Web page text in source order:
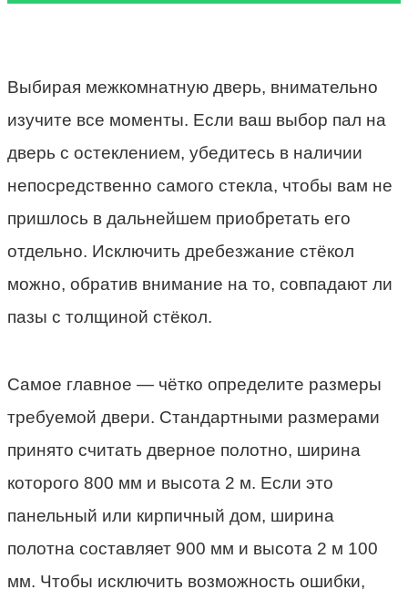
Выбирая межкомнатную дверь, внимательно
изучите все моменты. Если ваш выбор пал на
дверь с остеклением, убедитесь в наличии
непосредственно самого стекла, чтобы вам не
пришлось в дальнейшем приобретать его
отдельно. Исключить дребезжание стёкол
можно, обратив внимание на то, совпадают ли
пазы с толщиной стёкол.
Самое главное — чётко определите размеры
требуемой двери. Стандартными размерами
принято считать дверное полотно, ширина
которого 800 мм и высота 2 м. Если это
панельный или кирпичный дом, ширина
полотна составляет 900 мм и высота 2 м 100
мм. Чтобы исключить возможность ошибки,